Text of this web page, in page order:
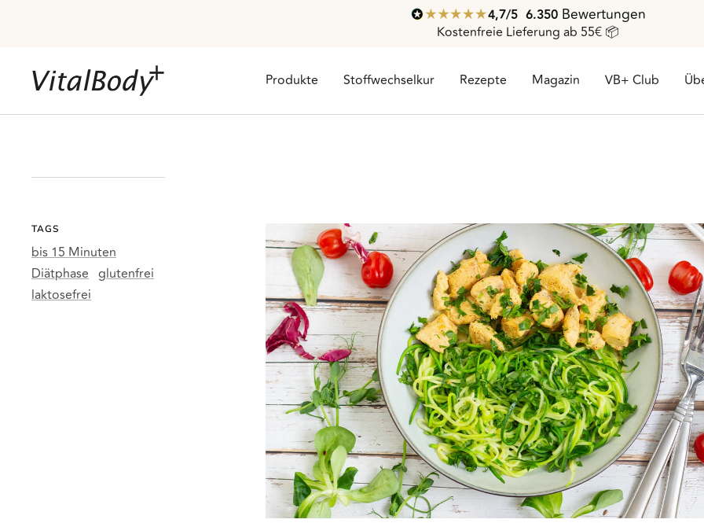
4,7/ 5 6.350 Bewertungen
Kostenfreie Lieferung ab 55€ 📦
Produkte Stoffwechselkur Rezepte Magazin VB+ Club
VitalBodyPLUS.de
TAGS
bis 15 Minuten
Diätphase glutenfrei
laktosefrei